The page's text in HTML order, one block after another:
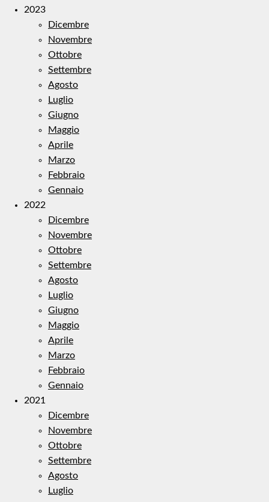
2023
Dicembre
Novembre
Ottobre
Settembre
Agosto
Luglio
Giugno
Maggio
Aprile
Marzo
Febbraio
Gennaio
2022
Dicembre
Novembre
Ottobre
Settembre
Agosto
Luglio
Giugno
Maggio
Aprile
Marzo
Febbraio
Gennaio
2021
Dicembre
Novembre
Ottobre
Settembre
Agosto
Luglio